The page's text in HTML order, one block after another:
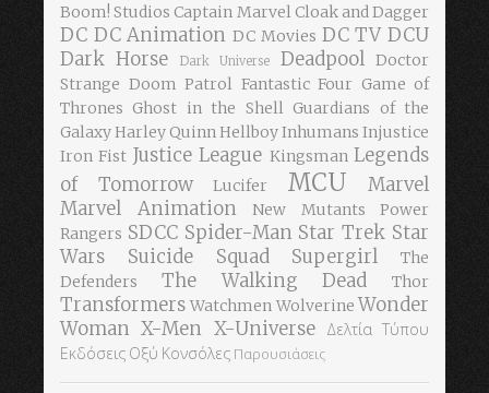
Boom! Studios Captain Marvel Cloak and Dagger
DC DC Animation DC Movies DC TV DCU
Dark Horse
Dark Universe Deadpool Doctor
Strange Doom Patrol Fantastic Four Game of
Thrones Ghost in the Shell Guardians of the
GalaxyHarley QuinnHellboyInhumans Injustice
Iron Fist Justice League Kingsman Legends
of Tomorrow
Lucifer MCU
Marvel
Marvel Animation
New Mutants
Power
Rangers SDCC Spider-Man Star Trek Star
Wars
Suicide Squad Supergirl
The
Defenders
The Walking Dead Thor
Transformers Watchmen Wolverine Wonder
Woman X-Men X-Universe
Δελτία Τύπου
Εκδόσεις Οξύ Κονσόλες Παρουσιάσεις